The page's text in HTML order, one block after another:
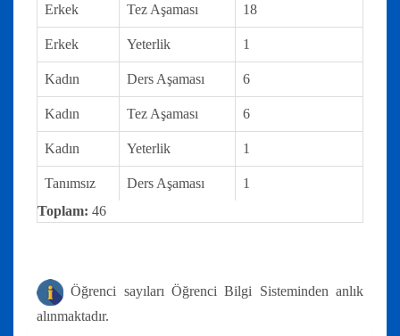
Erkek Tez Aşaması 18
Erkek Yeterlik 1
Kadın Ders Aşaması 6
Kadın Tez Aşaması 6
Kadın Yeterlik 1
Tanımsız Ders Aşaması
1
Toplam: 46
Öğrenci sayıları Öğrenci Bilgi Sisteminden anlık
alınmaktadır.